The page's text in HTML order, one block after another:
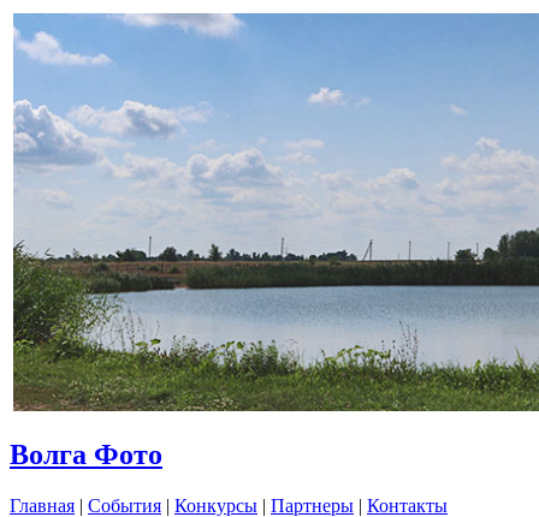
Волга Фото
Главная | События | Конкурсы | Партнеры | Контакты